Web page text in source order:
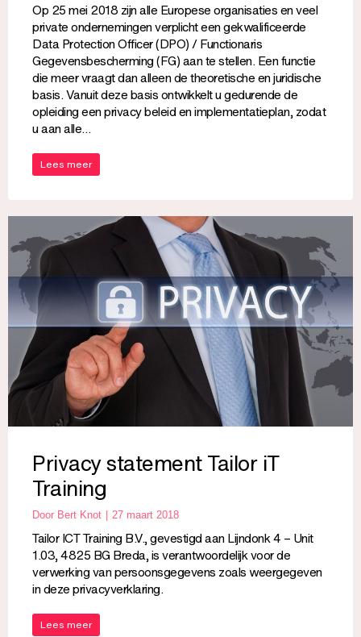
Op 25 mei 2018 zijn alle Europese organisaties en veel
private ondernemingen verplicht een gekwalificeerde
Data Protection Officer (DPO) / Functionaris
Gegevensbescherming (FG) aan te stellen. Een functie
die meer vraagt dan alleen de theoretische en juridische
basis. Vanuit deze basis ontwikkelt u gedurende de
opleiding een privacy beleid en implementatieplan, zodat
u aan alle…
Lees meer
Privacy statement Tailor iT
Training
Door Bert Knot 27 maart 2018
Tailor ICT Training B.V., gevestigd aan Lijndonk 4 – Unit
1.03, 4825 BG Breda, is verantwoordelijk voor de
verwerking van persoonsgegevens zoals weergegeven
in deze privacyverklaring.
Lees meer